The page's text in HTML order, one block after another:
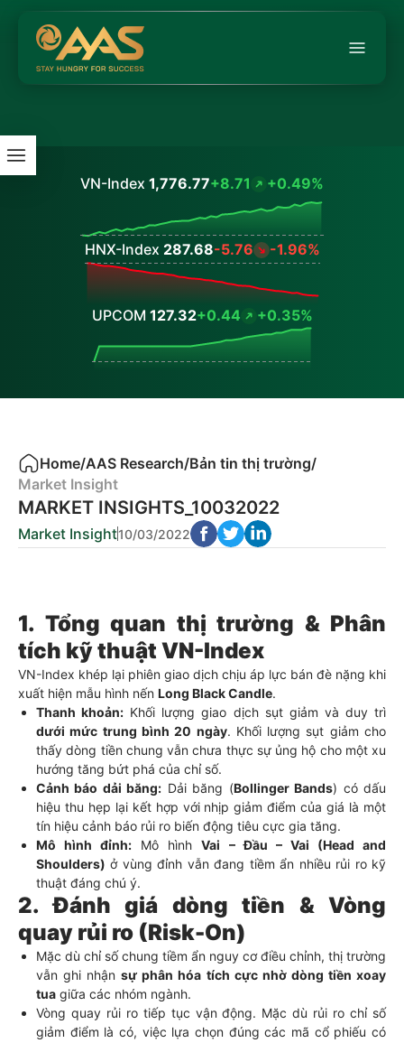
VN-Index 1,776.77+8.71 +0.49%
HNX-Index 287.68-5.76 -1.96%
UPCOM 127.32+0.44 +0.35%
Home/AAS Research/Bản tin thị trường/
Market Insight
MARKET INSIGHTS_10032022
Market Insight10/03/2022
1. Tổng quan thị trường & Phân
tích kỹ thuật VN-Index
VN-Index khép lại phiên giao dịch chịu áp lực bán đè nặng khi
xuất hiện mẫu hình nến Long Black Candle.
Thanh khoản: Khối lượng giao dịch sụt giảm và duy trì
dưới mức trung bình 20 ngày. Khối lượng sụt giảm cho
thấy dòng tiền chung vẫn chưa thực sự ủng hộ cho một xu
hướng tăng bứt phá của chỉ số.
Cảnh báo dải băng: Dải băng (Bollinger Bands) có dấu
hiệu thu hẹp lại kết hợp với nhịp giảm điểm của giá là một
tín hiệu cảnh báo rủi ro biến động tiêu cực gia tăng.
Mô hình đỉnh: Mô hìnhVai – Đầu – Vai (Head and
Shoulders) ở vùng đỉnh vẫn đang tiềm ẩn nhiều rủi ro kỹ
thuật đáng chú ý.
2. Đánh giá dòng tiền & Vòng
quay rủi ro (Risk-On)
Mặc dù chỉ số chung tiềm ẩn nguy cơ điều chỉnh, thị trường
vẫn ghi nhậnsự phân hóa tích cực nhờ dòng tiền xoay
tua giữa các nhóm ngành.
Vòng quay rủi ro tiếp tục vận động. Mặc dù rủi ro chỉ số
giảm điểm là có, việc lựa chọn đúng các mã cổ phiếu có